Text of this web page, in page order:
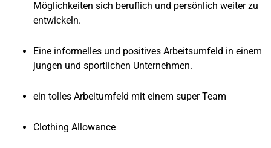
Möglichkeiten sich beruflich und persönlich weiter zu
entwickeln.
Eine informelles und positives Arbeitsumfeld in einem
jungen und sportlichen Unternehmen.
ein tolles Arbeitumfeld mit einem super Team
Clothing Allowance